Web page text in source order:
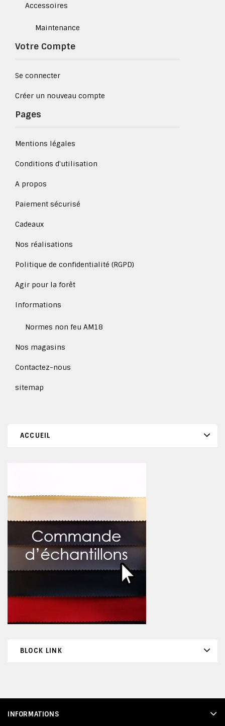
Accessoires
Maintenance
Votre Compte
Se connecter
Créer un nouveau compte
Pages
Mentions légales
Conditions d'utilisation
A propos
Paiement sécurisé
Cadeaux
Nos réalisations
Politique de confidentialité (RGPD)
Agir pour la forêt
Informations
Normes non feu AM18
Nos magasins
Contactez-nous
sitemap
ACCUEIL
BLOCK LINK
INFORMATIONS